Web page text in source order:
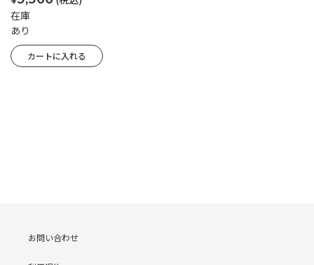
在庫
あり
お問い合わせ